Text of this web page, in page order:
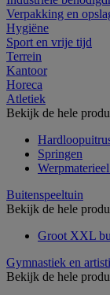
Verpakking en
Hygiëne
Sport en vrije tijd
Terrein
Kantoor
Horeca
Atletiek
Bekijk de hele
Springen
Buitenspeeltuin
Bekijk de hele
Groot XXL
Gymnastiek en
Bekijk de hele